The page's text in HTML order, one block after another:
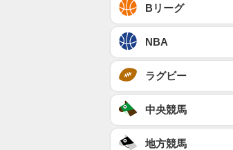
Bリーグ
NBA
ラグビー
中央競馬
地方競馬